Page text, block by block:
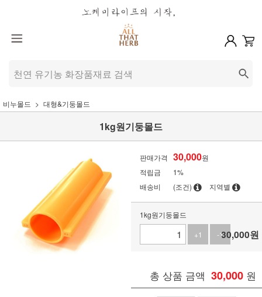
비누몰드 대형&기둥몰드
1kg원기둥몰드
판매가격 30,000원
적립금
1%
배송비
(조건) 지역별
1kg원기둥몰드
+1
-130,000원
총 상품 금액 30,000 원